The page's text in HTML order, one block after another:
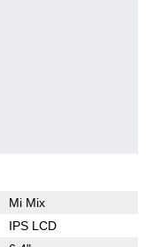
Mi Mix
IPS LCD